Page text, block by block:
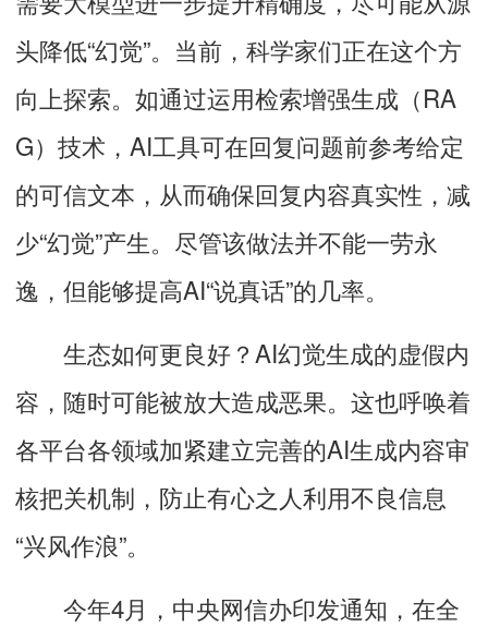
头降低“幻觉”。当前，科学家们正在这个方
向上探索。如通过运用检索增强生成（RA
G）技术，AI工具可在回复问题前参考给定
的可信文本，从而确保回复内容真实性，减
少“幻觉”产生。尽管该做法并不能一劳永
逸，但能够提高AI“说真话”的几率。
生态如何更良好？AI幻觉生成的虚假内
容，随时可能被放大造成恶果。这也呼唤着
各平台各领域加紧建立完善的AI生成内容审
核把关机制， 防止有心之人利用不良信息
“兴风作浪”。
今年4月，中央网信办印发通知，在全